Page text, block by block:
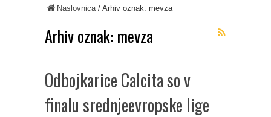
Naslovnica/ Arhiv oznak: mevza
Arhiv oznak: mevza
Odbojkarice Calcita so v
finalu srednjeevropske lige